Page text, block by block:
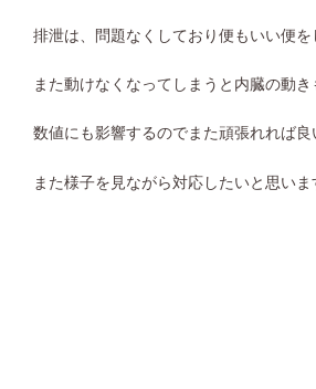
排泄は、問題なくしており便もいい便を
また動けなくなってしまうと内臓の動
数値にも影響するのでまた頑張れれば良
また様子を見ながら対応したいと思いま